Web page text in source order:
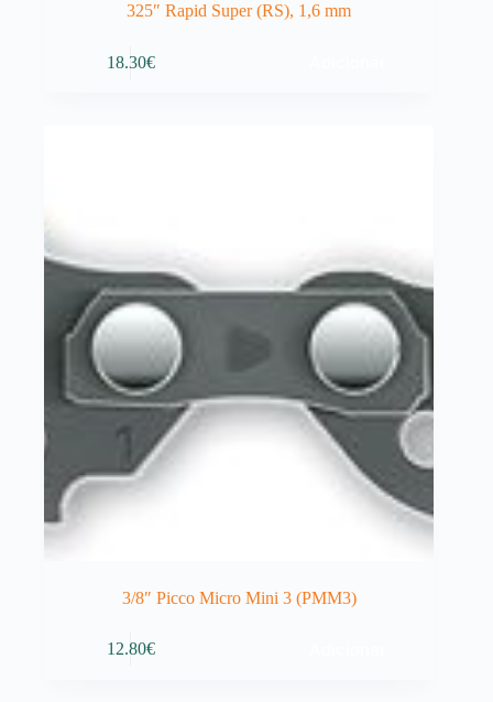
325″ Rapid Super (RS), 1,6 mm
18.30€
3/8″ Picco Micro Mini 3 (PMM3)
12.80€